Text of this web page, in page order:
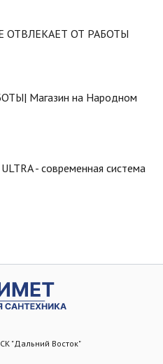
ОТВЛЕКАЕТ ОТ РАБОТЫ
Магазин на Народном
- современная система
"Дальний Восток"